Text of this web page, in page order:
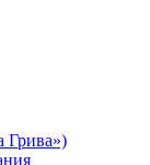
Грива»)